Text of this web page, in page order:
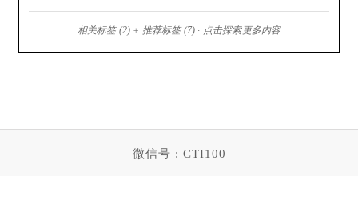
相关标签 (2) + 推荐标签 (7) · 点击探索更多内容
微信号 : CTI100